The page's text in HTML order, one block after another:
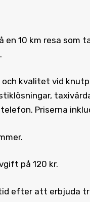
10 km resa som
kvalitet vid
Priserna
på 120 kr.
efter att erbjuda